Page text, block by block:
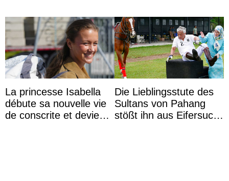
La princesse Isabella
débute sa nouvelle vie
de conscrite et devient
Die Lieblingsstute des
Sultans von Pahang
stößt ihn aus Eifersucht